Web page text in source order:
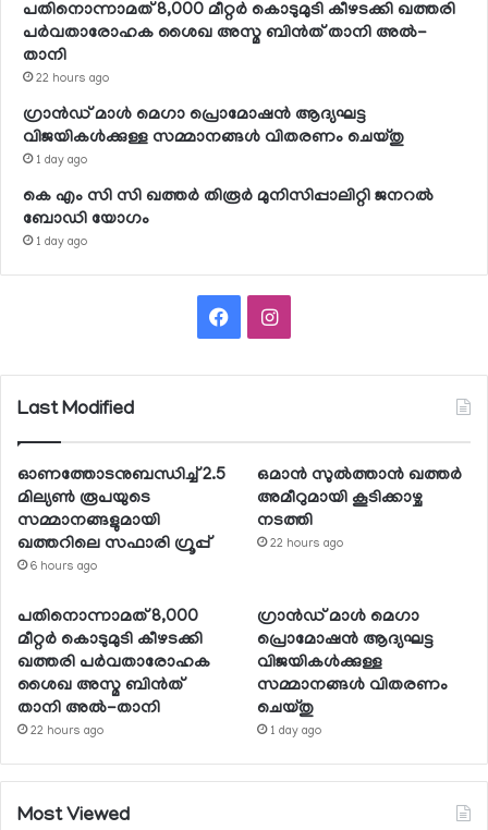
പതിനൊന്നാമത് 8,000 മീറ്റര്‍ കൊടുമുടി കീഴടക്കി ഖത്തരി
പര്‍വതാരോഹക ശൈഖ അസ്മ ബിന്‍ത് താനി അല്‍-
താനി
22 hours ago
ഗ്രാന്‍ഡ് മാള്‍ മെഗാ പ്രൊമോഷന്‍ ആദ്യഘട്ട
വിജയികള്‍ക്കുള്ള സമ്മാനങ്ങള്‍ വിതരണം ചെയ്തു
1 day ago
കെ എം സി സി ഖത്തര്‍ തിരൂര്‍ മുനിസിപ്പാലിറ്റി ജനറല്‍
ബോഡി യോഗം
1 day ago
FacebookInstagram
Last Modified
ഓണത്തോടനുബന്ധിച്ച് 2.5
മില്യണ്‍ രൂപയുടെ
സമ്മാനങ്ങളുമായി
ഖത്തറിലെ സഫാരി ഗ്രൂപ്പ്
6 hours ago
ഒമാന്‍ സുല്‍ത്താന്‍ ഖത്തര്‍
അമീറുമായി കൂടിക്കാഴ്ച
നടത്തി
22 hours ago
പതിനൊന്നാമത് 8,000
മീറ്റര്‍ കൊടുമുടി കീഴടക്കി
ഖത്തരി പര്‍വതാരോഹക
ശൈഖ അസ്മ ബിന്‍ത്
താനി അല്‍-താനി
22 hours ago
ഗ്രാന്‍ഡ് മാള്‍ മെഗാ
പ്രൊമോഷന്‍ ആദ്യഘട്ട
വിജയികള്‍ക്കുള്ള
സമ്മാനങ്ങള്‍ വിതരണം
ചെയ്തു
1 day ago
Most Viewed